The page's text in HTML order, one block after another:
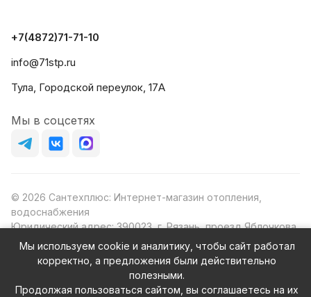
+7(4872)71-71-10
info@71stp.ru
Тула, Городской переулок, 17А
Мы в соцсетях
© 2026 Сантехплюс: Интернет-магазин отопления,
водоснабжения
Юридический адрес: 390023, г. Рязань, проезд Яблочкова,
д.8Ж
ИНН/КПП: 6230087631/623001001
ОГРН: 1156230000080
Мы используем cookie и аналитику, чтобы сайт работал
корректно, а предложения были действительно
полезными.
Продолжая пользоваться сайтом, вы соглашаетесь на их